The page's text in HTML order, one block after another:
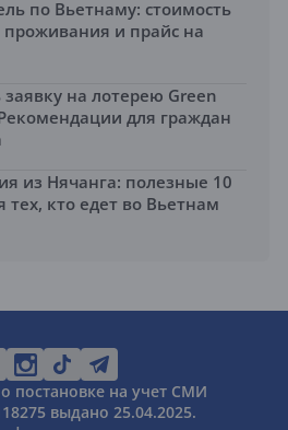
по Вьетнаму: стоимость
проживания и прайс на
заявку на лотерею Green
для граждан
из Нячанга: полезные 10
тех, кто едет во Вьетнам
постановке на учет СМИ
выдано 25.04.2025.